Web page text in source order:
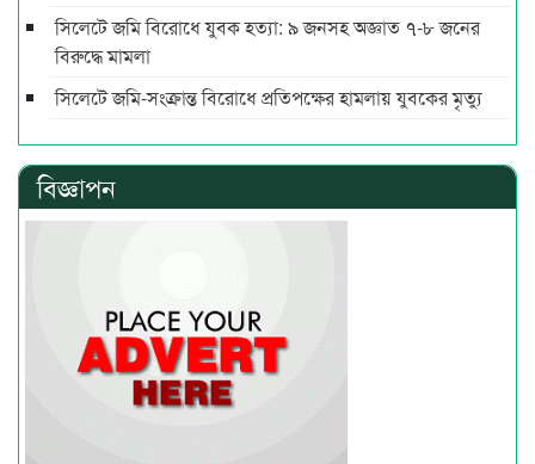
সিলেটে জমি বিরোধে যুবক হত্যা: ৯ জনসহ অজ্ঞাত ৭-৮ জনের
বিরুদ্ধে মামলা
সিলেটে জমি-সংক্রান্ত বিরোধে প্রতিপক্ষের হামলায় যুবকের মৃত্যু
বিজ্ঞাপন